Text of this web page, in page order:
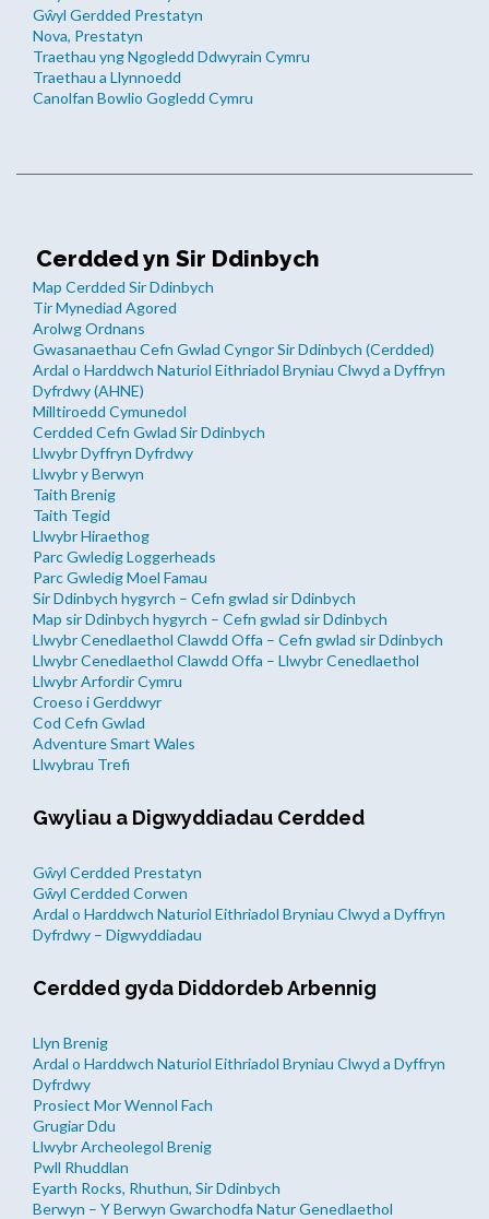
Gŵyl Gerdded Prestatyn
Nova, Prestatyn
Traethau yng Ngogledd Ddwyrain Cymru
Traethau a Llynnoedd
Canolfan Bowlio Gogledd Cymru
Cerdded yn Sir Ddinbych
Map Cerdded Sir Ddinbych
Tir Mynediad Agored
Arolwg Ordnans
Gwasanaethau Cefn Gwlad Cyngor Sir Ddinbych (Cerdded)
Ardal o Harddwch Naturiol Eithriadol Bryniau Clwyd a Dyffryn
Dyfrdwy (AHNE)
Milltiroedd Cymunedol
Cerdded Cefn Gwlad Sir Ddinbych
Llwybr Dyffryn Dyfrdwy
Llwybr y Berwyn
Taith Brenig
Taith Tegid
Llwybr Hiraethog
Parc Gwledig Loggerheads
Parc Gwledig Moel Famau
Sir Ddinbych hygyrch – Cefn gwlad sir Ddinbych
Map sir Ddinbych hygyrch – Cefn gwlad sir Ddinbych
Llwybr Cenedlaethol Clawdd Offa – Cefn gwlad sir Ddinbych
Llwybr Cenedlaethol Clawdd Offa – Llwybr Cenedlaethol
Llwybr Arfordir Cymru
Croeso i Gerddwyr
Cod Cefn Gwlad
Adventure Smart Wales
Llwybrau Trefi
Gwyliau a Digwyddiadau Cerdded
Gŵyl Cerdded Prestatyn
Gŵyl Cerdded Corwen
Ardal o Harddwch Naturiol Eithriadol Bryniau Clwyd a Dyffryn
Dyfrdwy – Digwyddiadau
Cerdded gyda Diddordeb Arbennig
Llyn Brenig
Ardal o Harddwch Naturiol Eithriadol Bryniau Clwyd a Dyffryn
Dyfrdwy
Prosiect Mor Wennol Fach
Grugiar Ddu
Llwybr Archeolegol Brenig
Pwll Rhuddlan
Eyarth Rocks, Rhuthun, Sir Ddinbych
Berwyn – Y Berwyn Gwarchodfa Natur Genedlaethol